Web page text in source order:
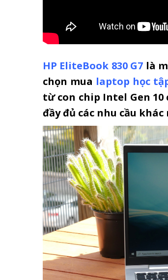
HP EliteBook 830 G7 là
chọn mua laptop học
từ con chip Intel Gen 10
đầy đủ các nhu cầu khác